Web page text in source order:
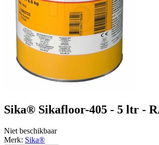
Sika® Sikafloor-405 - 5 ltr -
Niet beschikbaar
Merk: Sika®